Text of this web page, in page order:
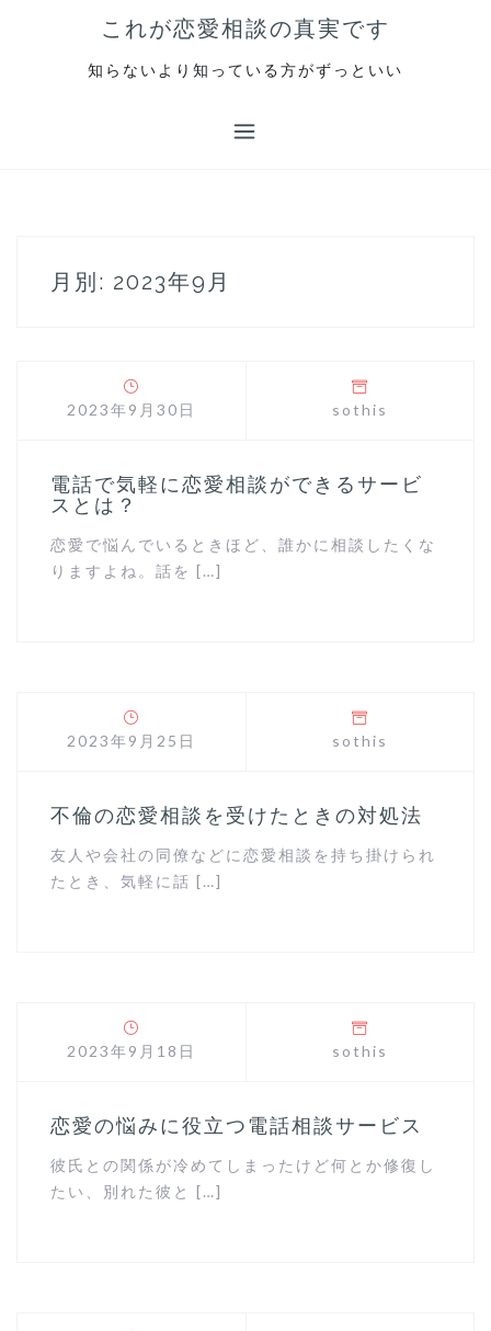
これが恋愛相談の真実です
知らないより知っている方がずっといい
月別: 2023年9月
2023年9月30日 sothis
電話で気軽に恋愛相談ができるサービ
スとは？
恋愛で悩んでいるときほど、誰かに相談したくな
りますよね。話を […]
2023年9月25日 sothis
不倫の恋愛相談を受けたときの対処法
友人や会社の同僚などに恋愛相談を持ち掛けられ
たとき、気軽に話 […]
2023年9月18日 sothis
恋愛の悩みに役立つ電話相談サービス
彼氏との関係が冷めてしまったけど何とか修復し
たい、別れた彼と […]